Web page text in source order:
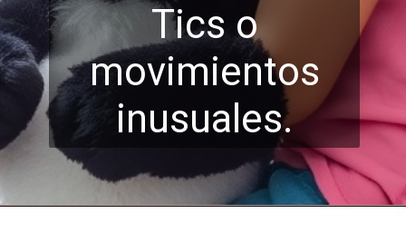
Tics o
movimientos
inusuales.